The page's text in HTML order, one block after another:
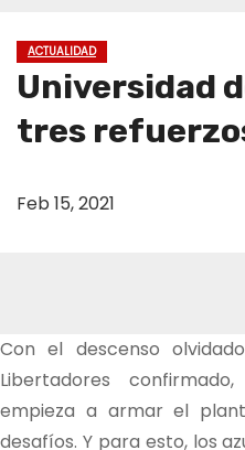
ACTUALIDAD
Universidad
tres
Feb 15, 2021
Con el descenso
Libertadores
empieza a armar el
desafíos. Y para esto, los